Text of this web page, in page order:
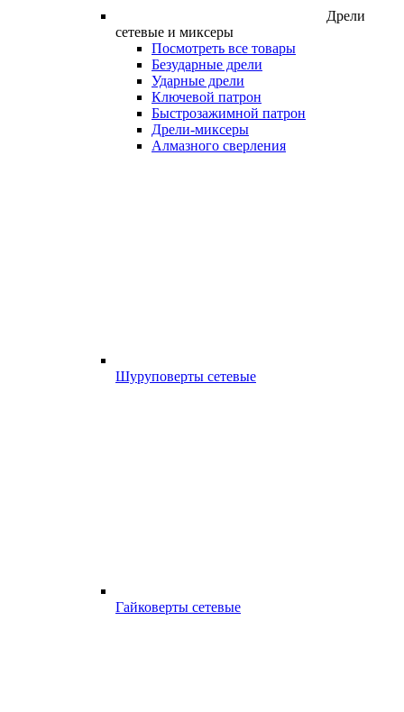
Дрели
сетевые и миксеры
Посмотреть все товары
Безударные дрели
Ударные дрели
Ключевой патрон
Быстрозажимной патрон
Дрели-миксеры
Алмазного сверления
Шуруповерты сетевые
Гайковерты сетевые